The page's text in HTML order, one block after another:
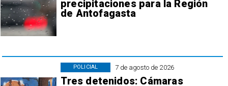
precipitaciones para la Región
de Antofagasta
7 de agosto de 2026
Tres detenidos: Cámaras
POLICIAL